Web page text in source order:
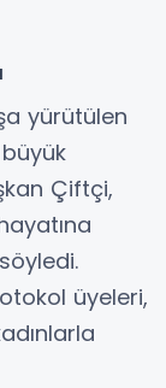
yürütülen
Çiftçi,
üyeleri,